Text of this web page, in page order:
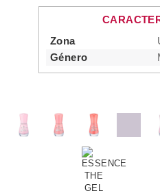
Zona
Género